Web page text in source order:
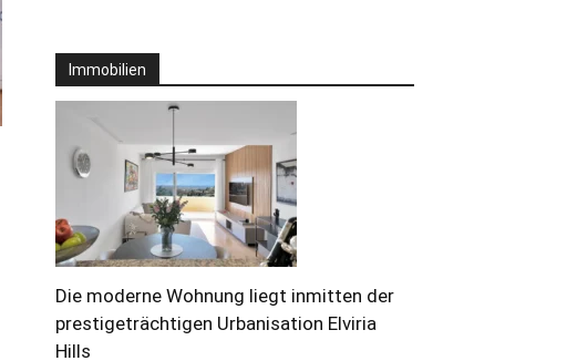
Immobilien
Die moderne Wohnung liegt inmitten der
prestigeträchtigen Urbanisation Elviria
Hills